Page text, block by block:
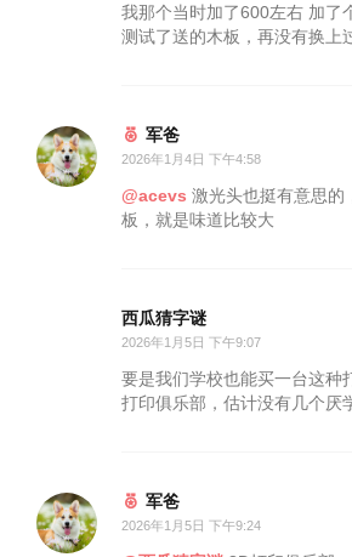
我那个当时加了600左右 加了
测试了送的木板，再没有换上
军爸
2026年1月4日 下午4:58
@acevs 激光头也挺有意思的
板，就是味道比较大
西瓜猜字谜
2026年1月5日 下午9:07
要是我们学校也能买一台这种
打印俱乐部，估计没有几个厌
军爸
2026年1月5日 下午9:24